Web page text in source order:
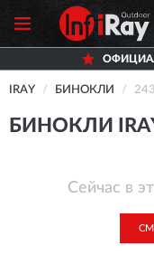
IRAY БИНОКЛИ
БИНОКЛИ
Сейчас в